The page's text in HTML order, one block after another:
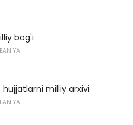
bog'i
milliy arxivi